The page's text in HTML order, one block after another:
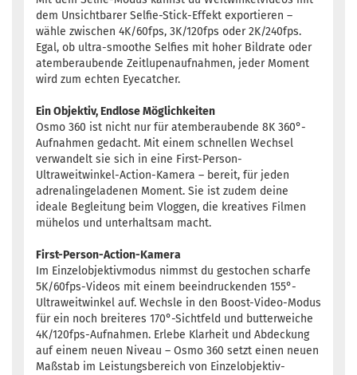
dem Unsichtbarer Selfie-Stick-Effekt exportieren –
wähle zwischen 4K/60fps, 3K/120fps oder 2K/240fps.
Egal, ob ultra-smoothe Selfies mit hoher Bildrate oder
atemberaubende Zeitlupenaufnahmen, jeder Moment
wird zum echten Eyecatcher.
Ein Objektiv, Endlose Möglichkeiten
Osmo 360 ist nicht nur für atemberaubende 8K 360°-
Aufnahmen gedacht. Mit einem schnellen Wechsel
verwandelt sie sich in eine First-Person-
Ultraweitwinkel-Action-Kamera – bereit, für jeden
adrenalingeladenen Moment. Sie ist zudem deine
ideale Begleitung beim Vloggen, die kreatives Filmen
mühelos und unterhaltsam macht.
First-Person-Action-Kamera
Im Einzelobjektivmodus nimmst du gestochen scharfe
5K/60fps-Videos mit einem beeindruckenden 155°-
Ultraweitwinkel auf. Wechsle in den Boost-Video-Modus
für ein noch breiteres 170°-Sichtfeld und butterweiche
4K/120fps-Aufnahmen. Erlebe Klarheit und Abdeckung
auf einem neuen Niveau – Osmo 360 setzt einen neuen
Maßstab im Leistungsbereich von Einzelobjektiv-